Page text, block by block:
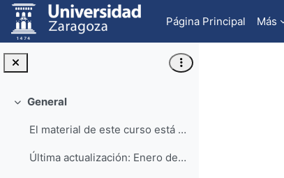
Salta al contenido principal
Página Principal
Más
Colapsar
General
El material de este curso está desarrollado por: ...
Última actualización: Enero de 2024